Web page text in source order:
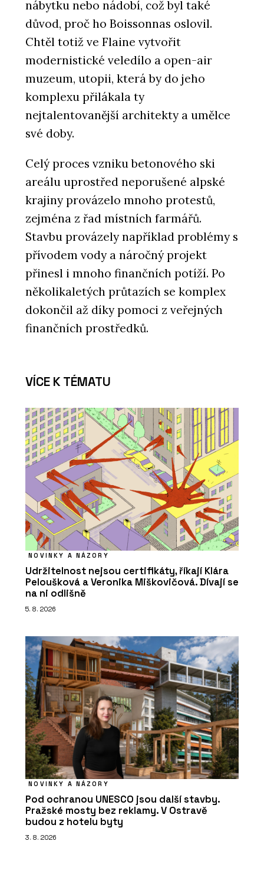
nábytku nebo nádobí, což byl také
důvod, proč ho Boissonnas oslovil.
Chtěl totiž ve Flaine vytvořit
modernistické veledílo a open-air
muzeum, utopii, která by do jeho
komplexu přilákala ty
nejtalentovanější architekty a umělce
své doby.
Celý proces vzniku betonového ski
areálu uprostřed neporušené alpské
krajiny provázelo mnoho protestů,
zejména z řad místních farmářů.
Stavbu provázely například problémy s
přívodem vody a náročný projekt
přinesl i mnoho finančních potíží. Po
několikaletých průtazích se komplex
dokončil až díky pomoci z veřejných
finančních prostředků.
VÍCE K TÉMATU
NOVINKY A NÁZORY
Udržitelnost nejsou certifikáty, říkají Klára
Peloušková a Veronika Miškovičová. Dívají se
na ni odlišně
5. 8. 2026
NOVINKY A NÁZORY
Pod ochranou UNESCO jsou další stavby.
Pražské mosty bez reklamy. V Ostravě
budou z hotelu byty
3. 8. 2026